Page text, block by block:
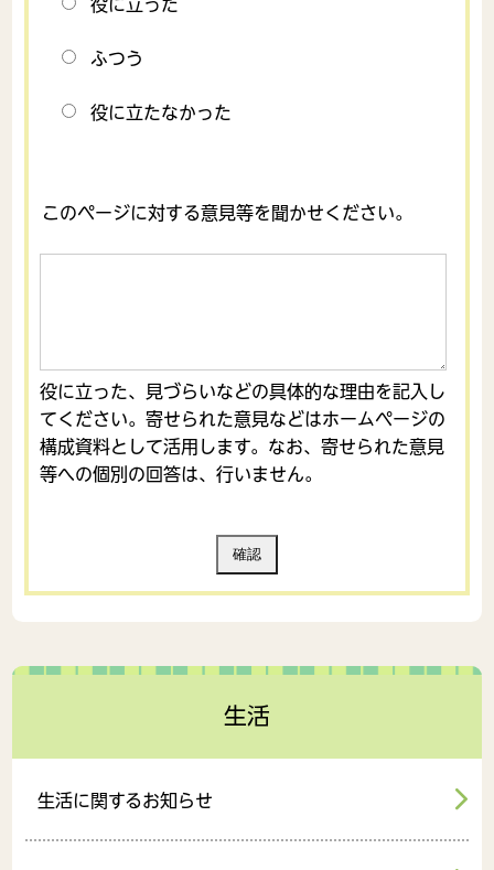
役に立った
ふつう
役に立たなかった
このページに対する意見等を聞かせください。
役に立った、見づらいなどの具体的な理由を記入し
てください。寄せられた意見などはホームページの
構成資料として活用します。なお、寄せられた意見
等への個別の回答は、行いません。
生活
生活に関するお知らせ